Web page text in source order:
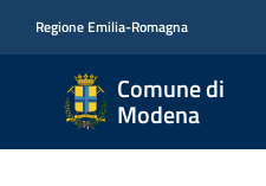
Regione Emilia-Romagna
Comune di
Modena
Comune
di
Modena